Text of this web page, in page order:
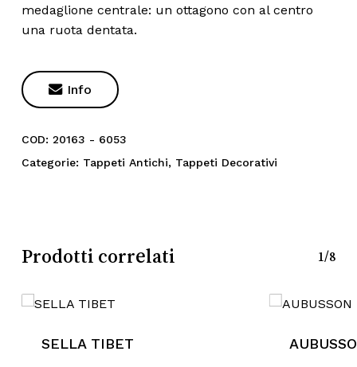
carrello.
medaglione centrale: un ottagono con al centro
una ruota dentata.
Info
COD: 20163 - 6053
Categorie: Tappeti Antichi, Tappeti Decorativi
Prodotti correlati 1/8
SELLA TIBET